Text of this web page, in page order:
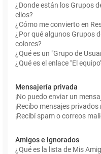
¿Donde están los Grupos
ellos?
¿Cómo me convierto en
¿Por qué algunos Grupos
colores?
¿Qué es un "Grupo de
¿Qué es el enlace "El
Mensajería privada
¡No puedo enviar un
¡Recibo mensajes
¡Recibí spam o correos
Amigos e Ignorados
¿Qué es la lista de Mis